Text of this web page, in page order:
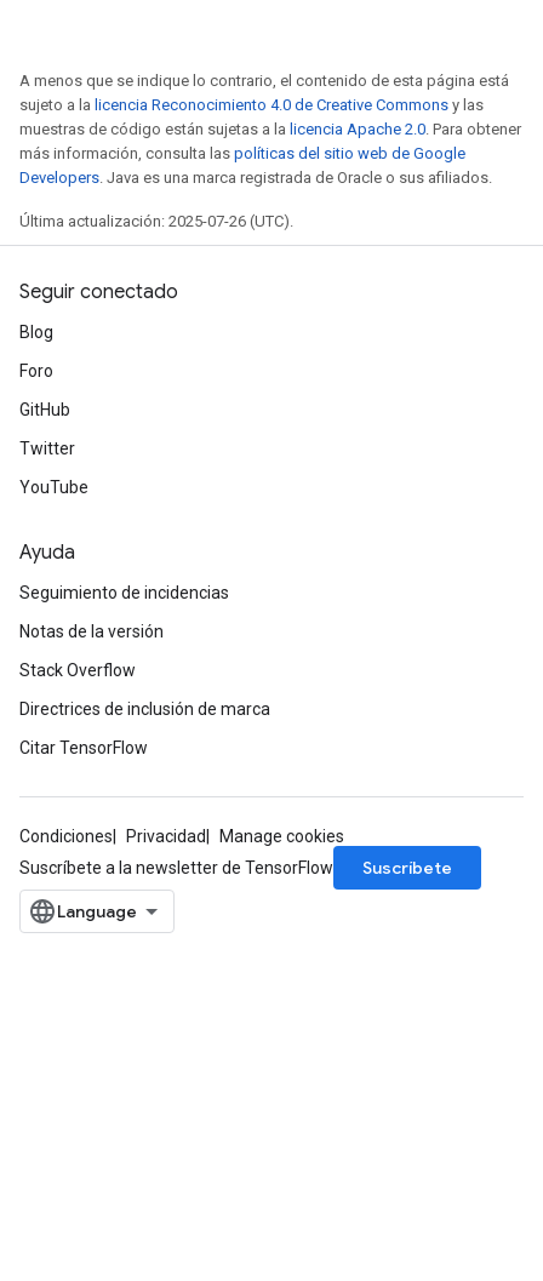
A menos que se indique lo contrario, el contenido de esta página está
sujeto a la licencia Reconocimiento 4.0 de Creative Commons y las
muestras de código están sujetas a la licencia Apache 2.0 . Para obtener
más información, consulta las políticas del sitio web de Google
Developers . Java es una marca registrada de Oracle o sus afiliados.
Última actualización: 2025-07-26 (UTC).
Seguir conectado
Blog
Foro
GitHub
Twitter
YouTube
Ayuda
Seguimiento de incidencias
Notas de la versión
Stack Overflow
Directrices de inclusión de marca
Citar TensorFlow
Condiciones Privacidad
Manage cookies
Suscríbete a la newsletter de TensorFlow
Suscríbete